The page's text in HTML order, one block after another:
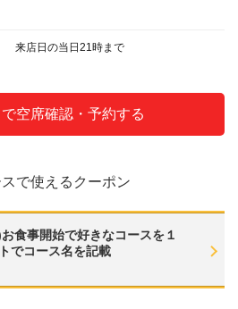
ラスワイン 赤◆グラスワイン 白◆※別途追
らごしみかん酒◆あらごしもも酒◆あら
にごり果実ぶどう酒（※ロック・水割り・
）
ハイ
クラフトジン）◆【ROKUGINソーダ／
シスオレンジ／カシスグレープ／カシスウ
チ◆【ピーチオレンジ／ピーチグレープ／
カシスグレープ／カシスウーロン／カシ
来店日の当日21時まで
空席確認・予約する
で使えるクーポン
食事開始で好きなコースを１
でコース名を記載